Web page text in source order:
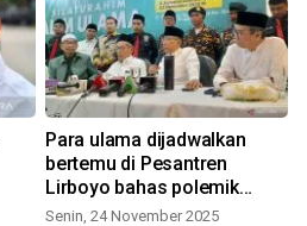
Para ulama dijadwalkan
bertemu di Pesantren
Lirboyo bahas polemik
PBNU
Senin, 24 November 2025